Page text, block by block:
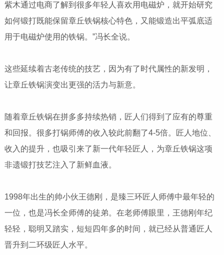
紫木通过电商了解到很多年轻人喜欢用电磁炉，就开始研究
如何锻打既能保留章丘铁锅核心特色，又能锻造出平弧底适
用于电磁炉使用的铁锅。”冯长全说。
这些延续着古老传统的技艺，因为有了时代属性的新发明，
让章丘铁锅演变出更强的活力与新意。
随着章丘铁锅在拼多多持续热销，匠人们得到了应有的尊重
和回报。很多打锅师傅的收入较此前翻了4-5倍。匠人地位、
收入的提升，也吸引来了新一代年轻匠人，为章丘铁锅这项
非遗锻打技艺注入了新鲜血液。
1998年出生的帅小伙王德刚，是臻三环匠人师傅中最年轻的
一位，也是冯长全师傅的徒弟。在老师傅眼里，王德刚年纪
轻轻，聪明又踏实，短短四年多的时间，就已经从普通匠人
晋升到二环级匠人水平。